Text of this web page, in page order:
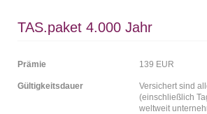
TAS.paket 4.000 Jahr
Prämie 139 EUR
Gültigkeitsdauer
Versichert sind
(einschließlich
weltweit